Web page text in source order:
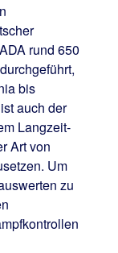
rund 650
bis
auch der
Langzeit-
Art von
Um
zu